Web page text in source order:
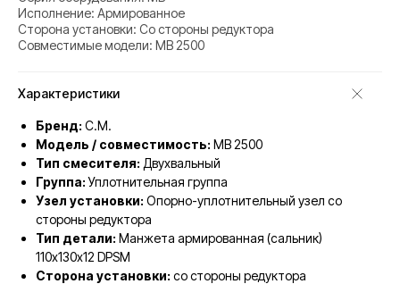
Исполнение: Армированное
Сторона установки: Со стороны редуктора
Совместимые модели: MB 2500
Характеристики
Бренд: C.M.
Модель / совместимость: MB 2500
Тип смесителя: Двухвальный
Группа:Уплотнительная группа
Узел установки: Опорно-уплотнительный узел со
стороны редуктора
Тип детали: Манжета армированная (сальник)
110х130х12 DPSM
Сторона установки: со стороны редуктора